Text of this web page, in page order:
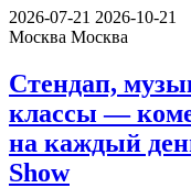
2026-07-21 2026-10-21
Москва Москва
Стендап,
классы —
на каждый
Show